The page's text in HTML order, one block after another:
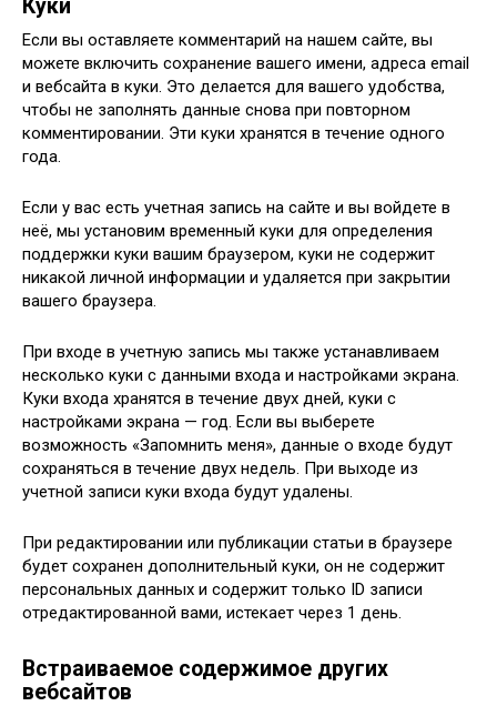
Куки
Если вы оставляете комментарий на нашем сайте, вы
можете включить сохранение вашего имени, адреса email
и вебсайта в куки. Это делается для вашего удобства,
чтобы не заполнять данные снова при повторном
комментировании. Эти куки хранятся в течение одного
года.
Если у вас есть учетная запись на сайте и вы войдете в
неё, мы установим временный куки для определения
поддержки куки вашим браузером, куки не содержит
никакой личной информации и удаляется при закрытии
вашего браузера.
При входе в учетную запись мы также устанавливаем
несколько куки с данными входа и настройками экрана.
Куки входа хранятся в течение двух дней, куки с
настройками экрана — год. Если вы выберете
возможность «Запомнить меня», данные о входе будут
сохраняться в течение двух недель. При выходе из
учетной записи куки входа будут удалены.
При редактировании или публикации статьи в браузере
будет сохранен дополнительный куки, он не содержит
персональных данных и содержит только ID записи
отредактированной вами, истекает через 1 день.
Встраиваемое содержимое других
вебсайтов